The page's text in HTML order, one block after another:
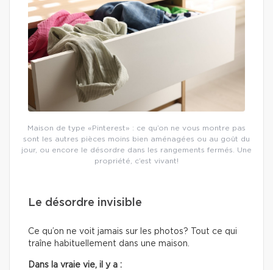
Maison de type «Pinterest» : ce qu’on ne vous montre pas
sont les autres pièces moins bien aménagées ou au goût du
jour, ou encore le désordre dans les rangements fermés. Une
propriété, c’est vivant!
Le désordre invisible
Ce qu’on ne voit jamais sur les photos? Tout ce qui
traîne habituellement dans une maison.
Dans la vraie vie, il y a :